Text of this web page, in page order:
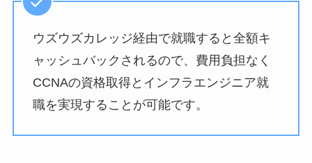
ウズウズカレッジ経由で就職すると全額キ
ャッシュバックされるので、費用負担なく
CCNAの資格取得とインフラエンジニア就
職を実現することが可能です。